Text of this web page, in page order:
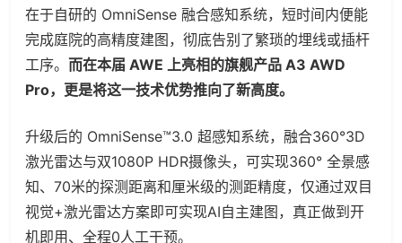
在于自研的 OmniSense 融合感知系统，短时间内便能
完成庭院的高精度建图，彻底告别了繁琐的埋线或插杆
工序。 而在本届 AWE 上亮相的旗舰产品 A3 AWD
Pro，更是将这一技术优势推向了新高度。
升级后的 OmniSense™3.0 超感知系统，融合360°3D
激光雷达与双1080P HDR摄像头，可实现360° 全景感
知、70米的探测距离和厘米级的测距精度，仅通过双目
视觉+激光雷达方案即可实现AI自主建图，真正做到开
机即用、全程0人工干预。